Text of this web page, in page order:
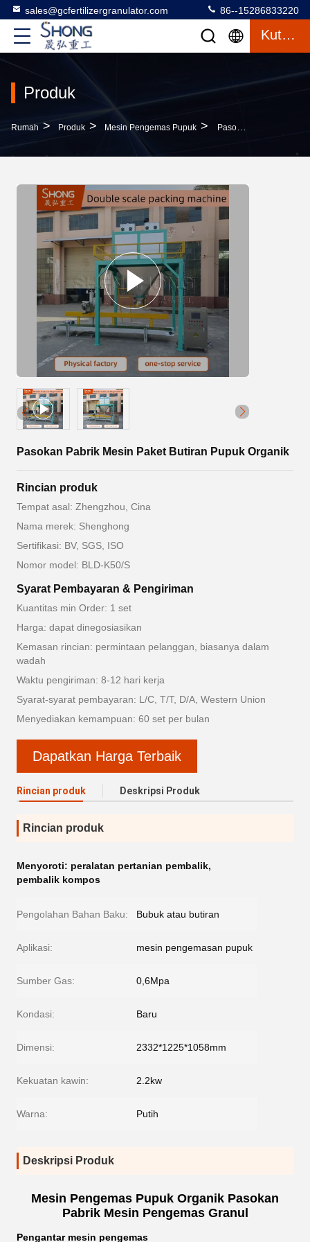
sales@gcfertilizergranulator.com 86--15286833220
Kutipan
Produk
Rumah > Produk > Mesin Pengemas Pupuk > Pasokan Pabrik Mesin Paket Butiran Pupuk Organik
Pasokan Pabrik Mesin Paket Butiran Pupuk Organik
Rincian produk
Tempat asal: Zhengzhou, Cina
Nama merek: Shenghong
Sertifikasi: BV, SGS, ISO
Nomor model: BLD-K50/S
Syarat Pembayaran & Pengiriman
Kuantitas min Order: 1 set
Harga: dapat dinegosiasikan
Kemasan rincian: permintaan pelanggan, biasanya dalam
wadah
Waktu pengiriman: 8-12 hari kerja
Syarat-syarat pembayaran: L/C, T/T, D/A, Western Union
Menyediakan kemampuan: 60 set per bulan
Dapatkan Harga Terbaik
Rincian produk Deskripsi Produk
Rincian produk
Menyoroti: peralatan pertanian pembalik,
pembalik kompos
Pengolahan Bahan Baku: Bubuk atau butiran
Aplikasi: mesin pengemasan pupuk
Sumber Gas: 0,6Mpa
Kondasi: Baru
Dimensi: 2332*1225*1058mm
Kekuatan kawin: 2.2kw
Warna: Putih
Deskripsi Produk
Mesin Pengemas Pupuk Organik Pasokan
Pabrik Mesin Pengemas Granul
Pengantar mesin pengemas